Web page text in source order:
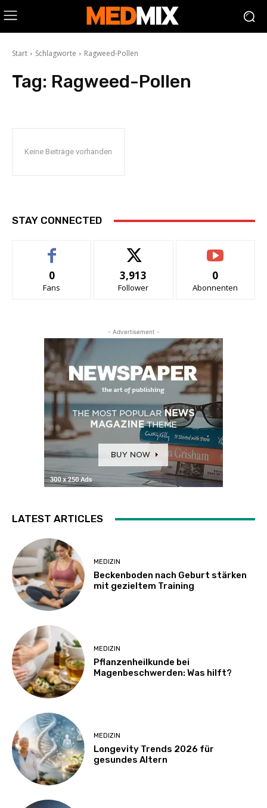
Start Schlagworte Ragweed-Pollen
Tag: Ragweed-Pollen
Keine Beiträge vorhanden
STAY CONNECTED
0
Fans
3,913
Follower
0
Abonnenten
- Advertisement -
LATEST ARTICLES
MEDIZIN
Beckenboden nach Geburt stärken
mit gezieltem Training
MEDIZIN
Pflanzenheilkunde bei
Magenbeschwerden: Was hilft?
MEDIZIN
Longevity Trends 2026 für
gesundes Altern